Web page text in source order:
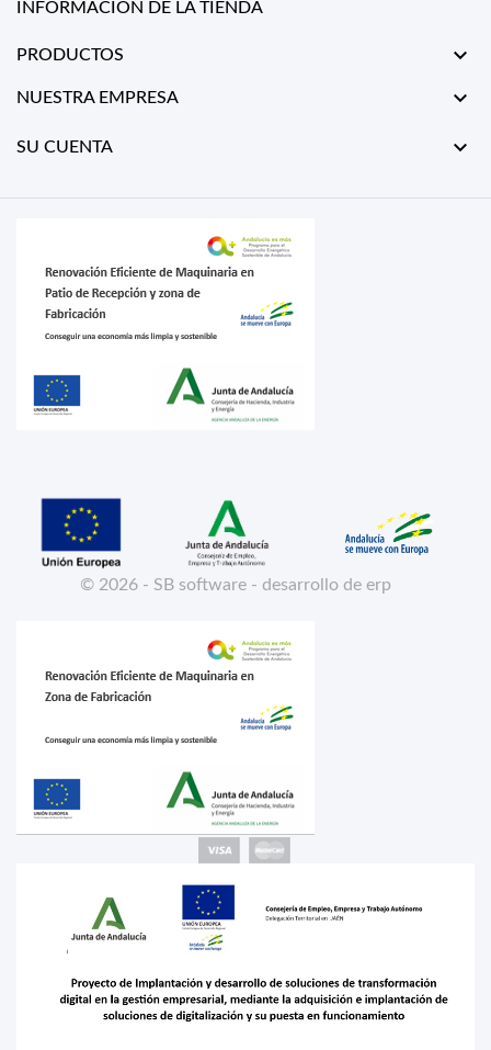
INFORMACIÓN DE LA TIENDA
PRODUCTOS 
NUESTRA EMPRESA 
SU CUENTA 
© 2026 - SB software - desarrollo de erp